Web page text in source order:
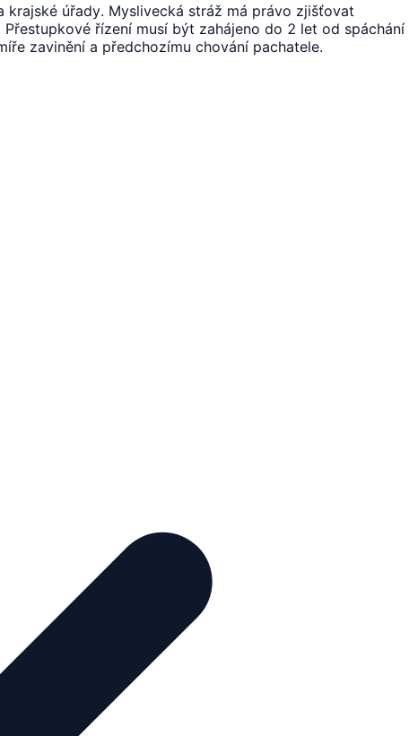
úřady. Myslivecká stráž má právo zjišťovat
řízení musí být zahájeno do 2 let od spáchání
zavinění a předchozímu chování pachatele.